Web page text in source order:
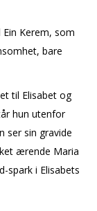
Kerem, som
bare
til Elisabet og
hun utenfor
ser sin gravide
ærende Maria
spark i Elisabets